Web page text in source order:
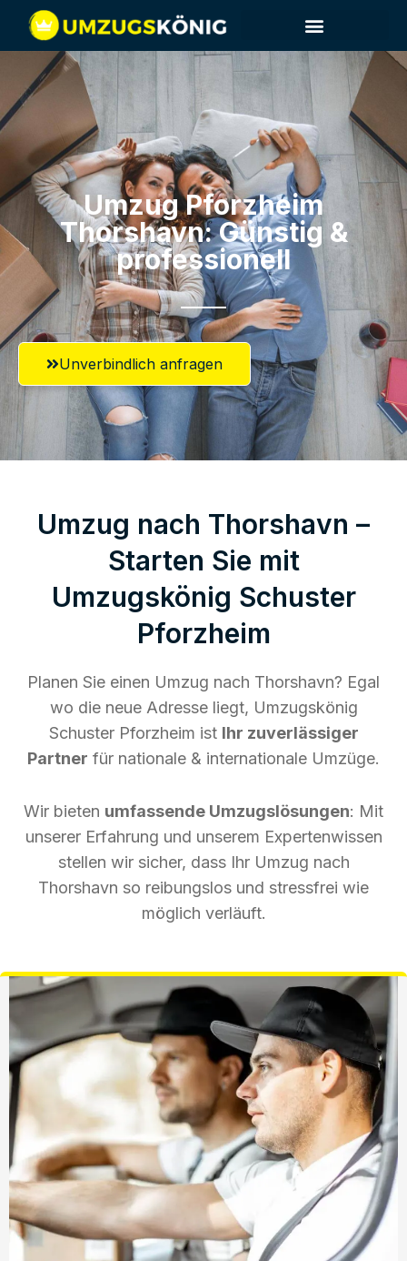
Umzug Pforzheim​
Thorshavn: Günstig &
professionell​
Unverbindlich anfragen
Umzug nach Thorshavn –
Starten Sie mit
Umzugskönig Schuster
Pforzheim
Planen Sie einen Umzug nach Thorshavn? Egal
wo die neue Adresse liegt, Umzugskönig
Schuster Pforzheim ist Ihr zuverlässiger
Partner für nationale & internationale Umzüge.
Wir bieten umfassende Umzugslösungen: Mit
unserer Erfahrung und unserem Expertenwissen
stellen wir sicher, dass Ihr Umzug nach
Thorshavn so reibungslos und stressfrei wie
möglich verläuft.